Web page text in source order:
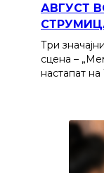
АВГУСТ
Три
сцена –
настапат на